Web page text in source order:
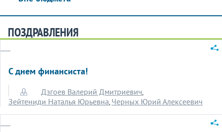
ПОЗДРАВЛЕНИЯ
С днем финансиста!
Дзгоев Валерий Дмитриевич,
Зейтениди Наталья Юрьевна, Черных Юрий Алексеевич